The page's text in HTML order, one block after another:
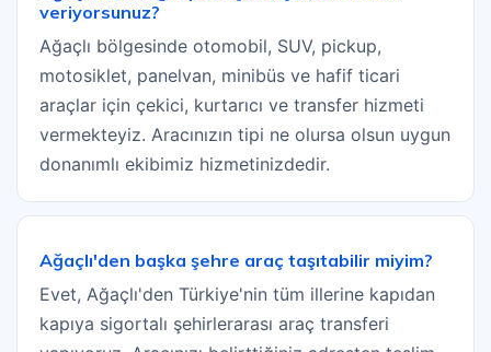
veriyorsunuz?
Ağaçlı bölgesinde otomobil, SUV, pickup,
motosiklet, panelvan, minibüs ve hafif ticari
araçlar için çekici, kurtarıcı ve transfer hizmeti
vermekteyiz. Aracınızın tipi ne olursa olsun uygun
donanımlı ekibimiz hizmetinizdedir.
Ağaçlı'den başka şehre araç taşıtabilir miyim?
Evet, Ağaçlı'den Türkiye'nin tüm illerine kapıdan
kapıya sigortalı şehirlerarası araç transferi